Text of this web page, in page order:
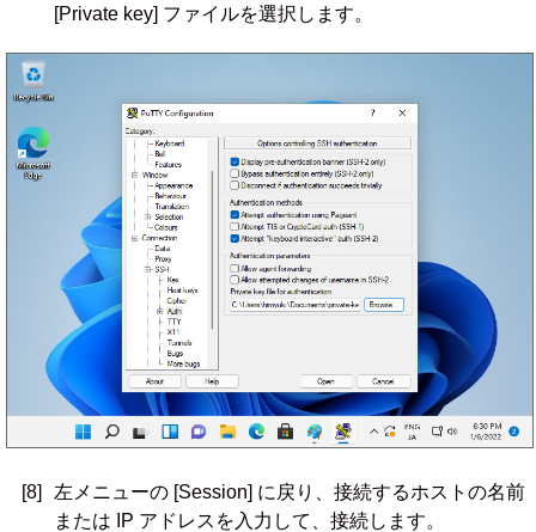
[Private key] ファイルを選択します。
[8]
左メニューの [Session] に戻り、接続するホストの名前
または IP アドレスを入力して、接続します。